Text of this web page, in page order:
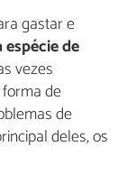
gastar e
de
vezes
de
de
deles, os